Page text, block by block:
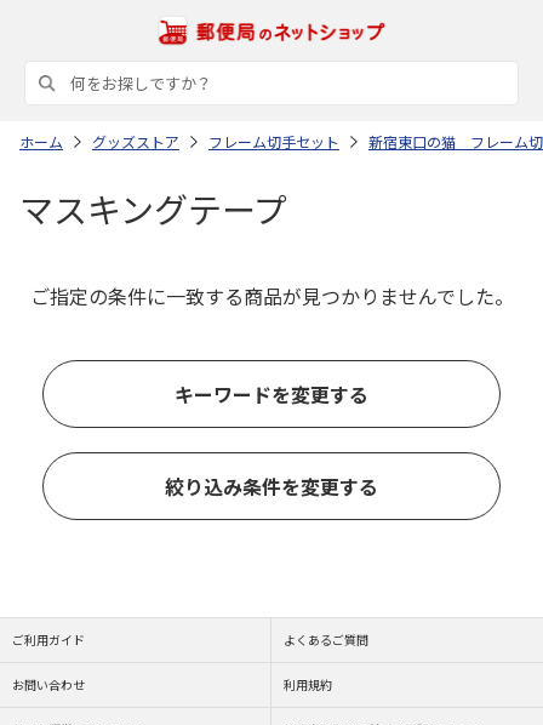
ホーム グッズストア フレーム切手セット 新宿東口の猫 フレーム
マスキングテープ
ご指定の条件に一致する商品が見つかりませんでした。
キーワードを変更する
絞り込み条件を変更する
ご利用ガイド よくあるご質問
お問い合わせ 利用規約